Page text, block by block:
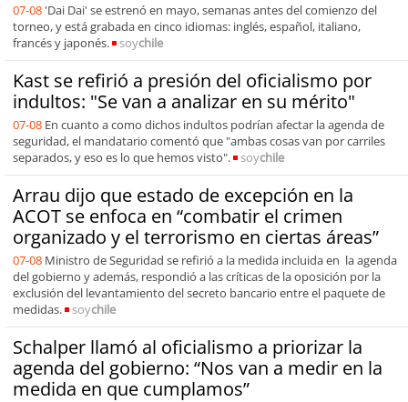
07-08 'Dai Dai' se estrenó en mayo, semanas antes del comienzo del
torneo, y está grabada en cinco idiomas: inglés, español, italiano,
francés y japonés.
soychile
Kast se refirió a presión del oficialismo por
indultos: "Se van a analizar en su mérito"
07-08 En cuanto a como dichos indultos podrían afectar la agenda de
seguridad, el mandatario comentó que "ambas cosas van por carriles
separados, y eso es lo que hemos visto".
soychile
Arrau dijo que estado de excepción en la
ACOT se enfoca en “combatir el crimen
organizado y el terrorismo en ciertas áreas”
07-08 Ministro de Seguridad se refirió a la medida incluida en la agenda
del gobierno y además, respondió a las críticas de la oposición por la
exclusión del levantamiento del secreto bancario entre el paquete de
medidas.
soychile
Schalper llamó al oficialismo a priorizar la
agenda del gobierno: “Nos van a medir en la
medida en que cumplamos”